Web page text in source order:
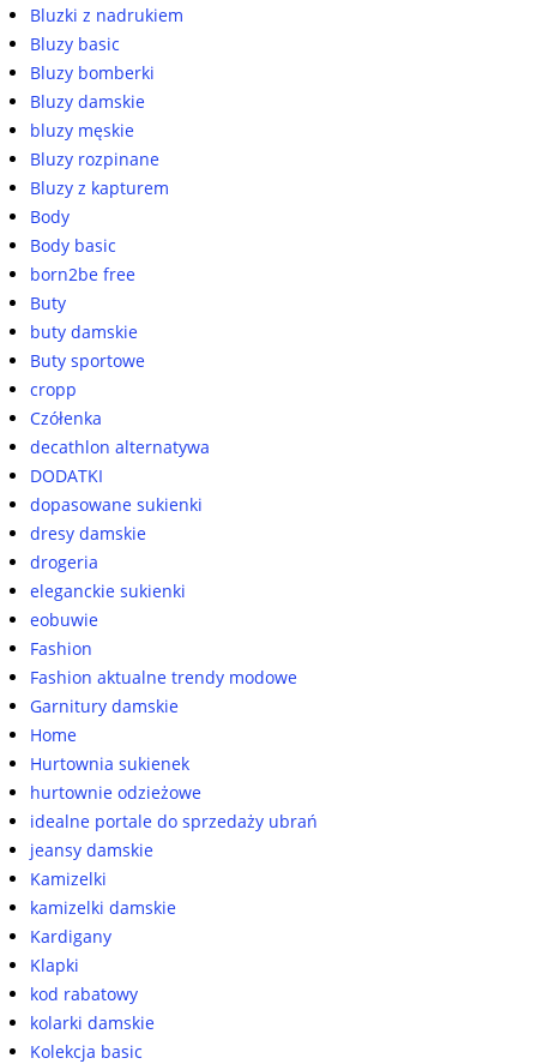
Bluzki z nadrukiem
Bluzy basic
Bluzy bomberki
Bluzy damskie
bluzy męskie
Bluzy rozpinane
Bluzy z kapturem
Body
Body basic
born2be free
Buty
buty damskie
Buty sportowe
cropp
Czółenka
decathlon alternatywa
DODATKI
dopasowane sukienki
dresy damskie
drogeria
eleganckie sukienki
eobuwie
Fashion
Fashion aktualne trendy modowe
Garnitury damskie
Home
Hurtownia sukienek
hurtownie odzieżowe
idealne portale do sprzedaży ubrań
jeansy damskie
Kamizelki
kamizelki damskie
Kardigany
Klapki
kod rabatowy
kolarki damskie
Kolekcja basic